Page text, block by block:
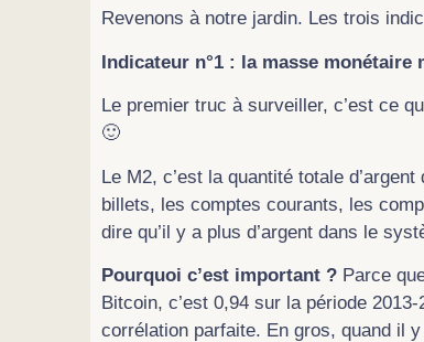
Revenons à notre jardin. Les trois
Indicateur n°1 : la masse monétaire
Le premier truc à surveiller, c’est ce
🙂
Le M2, c’est la quantité totale
billets, les comptes courants, les
dire qu’il y a plus d’argent dans le
Pourquoi c’est important ? Parce
Bitcoin, c’est 0,94 sur la période
corrélation parfaite. En gros, quand il